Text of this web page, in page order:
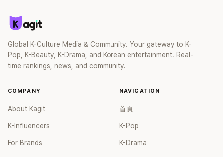
Global K-Culture Media & Community. Your gateway to K-
Pop, K-Beauty, K-Drama, and Korean entertainment. Real-
time rankings, news, and community.
COMPANY
About Kagit
K-Influencers
For Brands
NAVIGATION
首頁
K-Pop
K-Drama